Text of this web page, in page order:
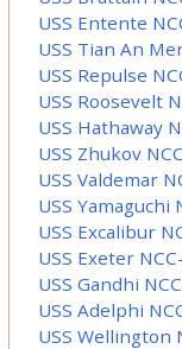
USS Entente
USS Tian An
USS Repulse
USS Roosevelt
USS Hathaway
USS Zhukov
USS Valdemar
USS Yamaguchi
USS Excalibur
USS Exeter
USS Gandhi
USS Adelphi
USS Wellington